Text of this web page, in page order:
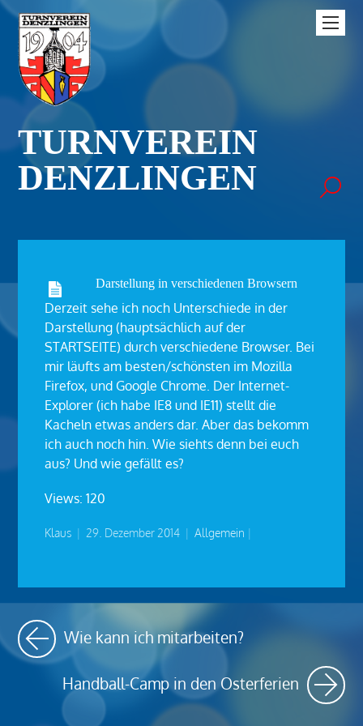
TURNVEREIN
DENZLINGEN
Darstellung in verschiedenen Browsern
Derzeit sehe ich noch Unterschiede in der
Darstellung (hauptsächlich auf der
STARTSEITE) durch verschiedene Browser. Bei
mir läufts am besten/schönsten im Mozilla
Firefox, und Google Chrome. Der Internet-
Explorer (ich habe IE8 und IE11) stellt die
Kacheln etwas anders dar. Aber das bekomm
ich auch noch hin. Wie siehts denn bei euch
aus? Und wie gefällt es?
Views: 120
Klaus | 29. Dezember 2014 | Allgemein |
Wie kann ich mitarbeiten?
Handball-Camp in den Osterferien